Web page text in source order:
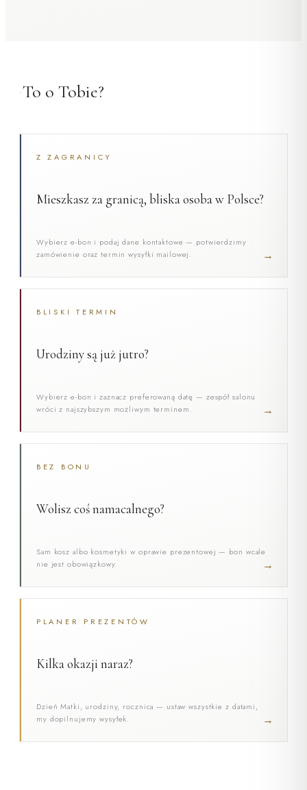
•To o Tobie?
Z ZAGRANICY
Mieszkasz za granicą, bliska osoba w Polsce?
Wybierz e-bon i podaj dane kontaktowe — potwierdzimy
zamówienie oraz termin wysyłki mailowej.
→
BLISKI TERMIN
Urodziny są już jutro?
Wybierz e-bon i zaznacz preferowaną datę — zespół salonu
wróci z najszybszym możliwym terminem.
→
BEZ BONU
Wolisz coś namacalnego?
Sam kosz albo kosmetyki w oprawie prezentowej — bon wcale
nie jest obowiązkowy.
→
PLANER PREZENTÓW
Kilka okazji naraz?
Dzień Matki, urodziny, rocznica — ustaw wszystkie z datami,
my dopilnujemy wysyłek.
→